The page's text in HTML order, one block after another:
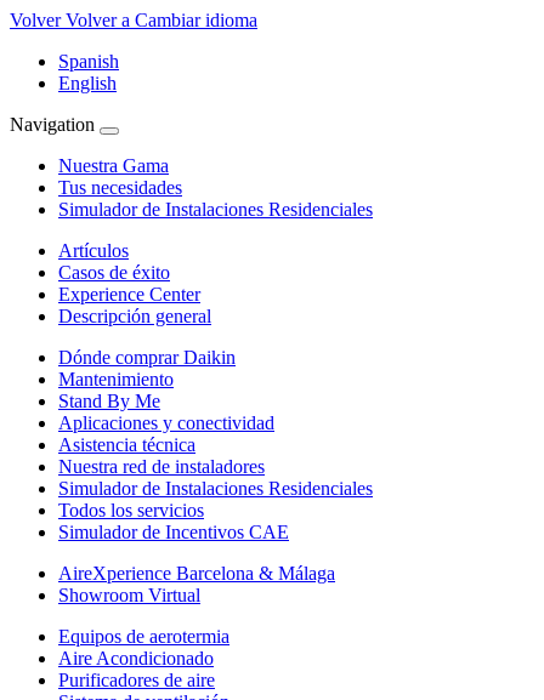
Volver Volver a Cambiar idioma
Spanish
English
Navigation
Nuestra Gama
Tus necesidades
Simulador de Instalaciones Residenciales
Artículos
Casos de éxito
Experience Center
Descripción general
Dónde comprar Daikin
Mantenimiento
Stand By Me
Aplicaciones y conectividad
Asistencia técnica
Nuestra red de instaladores
Simulador de Instalaciones Residenciales
Todos los servicios
Simulador de Incentivos CAE
AireXperience Barcelona & Málaga
Showroom Virtual
Equipos de aerotermia
Aire Acondicionado
Purificadores de aire